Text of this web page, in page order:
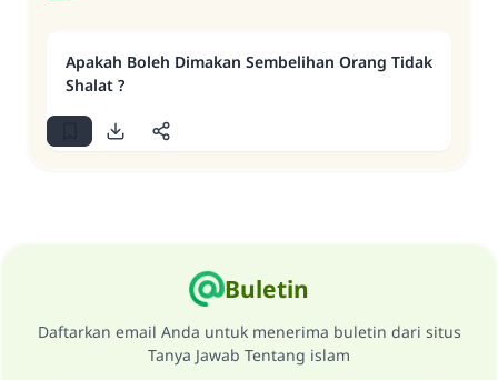
Apakah Boleh Dimakan Sembelihan Orang Tidak
Shalat ?
Buletin
Daftarkan email Anda untuk menerima buletin dari situs
Tanya Jawab Tentang islam